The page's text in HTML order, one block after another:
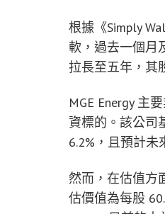
根據《Simply
軟，過去一個月
拉長至五年，其
MGE Energy 主
資標的。該公司
6.2%，且預計未
然而，在估值方
估價值為每股